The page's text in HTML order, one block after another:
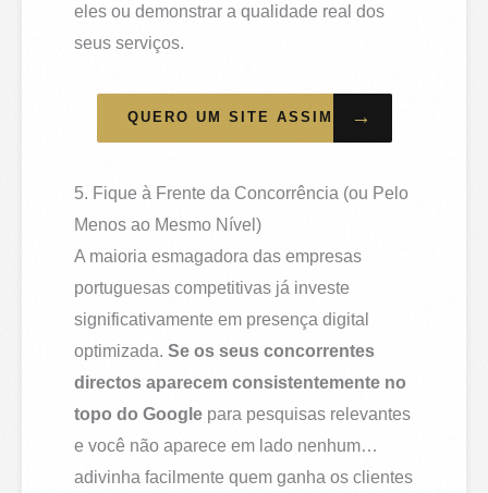
eles ou demonstrar a qualidade real dos
seus serviços.
QUERO UM SITE ASSIM →
5. Fique à Frente da Concorrência (ou Pelo
Menos ao Mesmo Nível)
A maioria esmagadora das empresas
portuguesas competitivas já investe
significativamente em presença digital
optimizada.Se os seus concorrentes
directos aparecem consistentemente no
topo do Google para pesquisas relevantes
e você não aparece em lado nenhum…
adivinha facilmente quem ganha os clientes